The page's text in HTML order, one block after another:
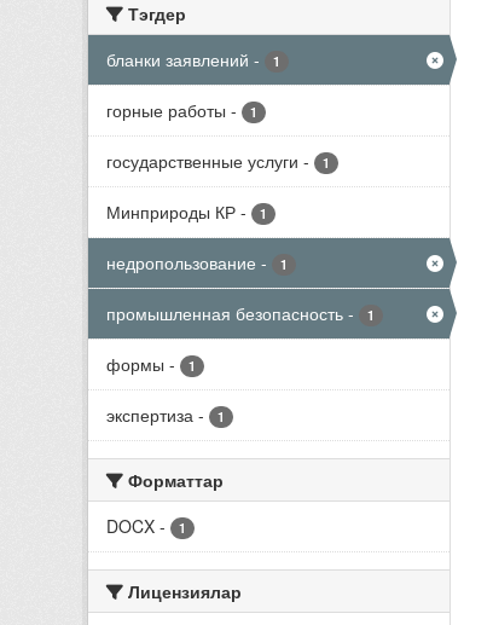
Тэгдер
бланки заявлений - 1
горные работы - 1
государственные услуги - 1
Минприроды КР - 1
недропользование - 1
промышленная безопасность - 1
формы - 1
экспертиза - 1
Форматтар
DOCX - 1
Лицензиялар